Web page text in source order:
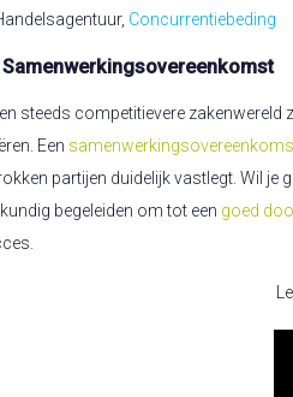
Concurrentiebeding
Samenwerkingsovereenkomst
steeds competitievere
Een
partijen duidelijk vastlegt. Wil je
begeleiden om tot een goed